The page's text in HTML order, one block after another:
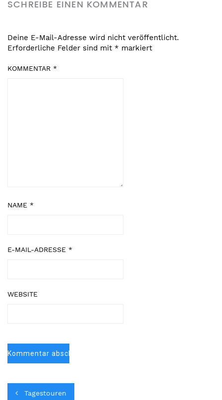
SCHREIBE EINEN KOMMENTAR
Deine E-Mail-Adresse wird nicht veröffentlicht.
Erforderliche Felder sind mit * markiert
KOMMENTAR *
NAME *
E-MAIL-ADRESSE *
WEBSITE
Tagestouren